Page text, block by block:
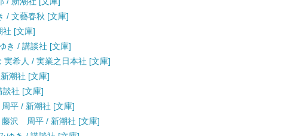
/ 文藝春秋 [文庫]
社 [文庫]
き / 講談社 [文庫]
実希人 / 実業之日本社 [文庫]
潮社 [文庫]
談社 [文庫]
平 / 新潮社 [文庫]
藤沢 周平 / 新潮社 [文庫]